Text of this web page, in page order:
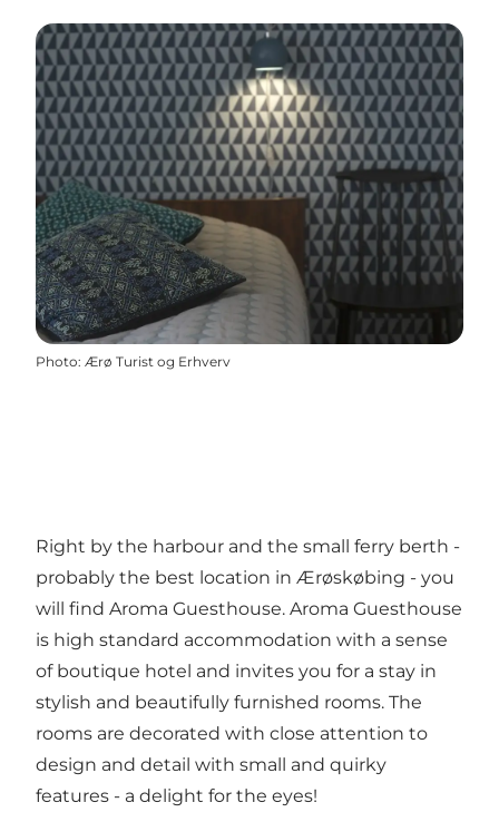
Photo: Ærø Turist og Erhverv
Right by the harbour and the small ferry berth -
probably the best location in Ærøskøbing - you
will find Aroma Guesthouse. Aroma Guesthouse
is high standard accommodation with a sense
of boutique hotel and invites you for a stay in
stylish and beautifully furnished rooms. The
rooms are decorated with close attention to
design and detail with small and quirky
features - a delight for the eyes!